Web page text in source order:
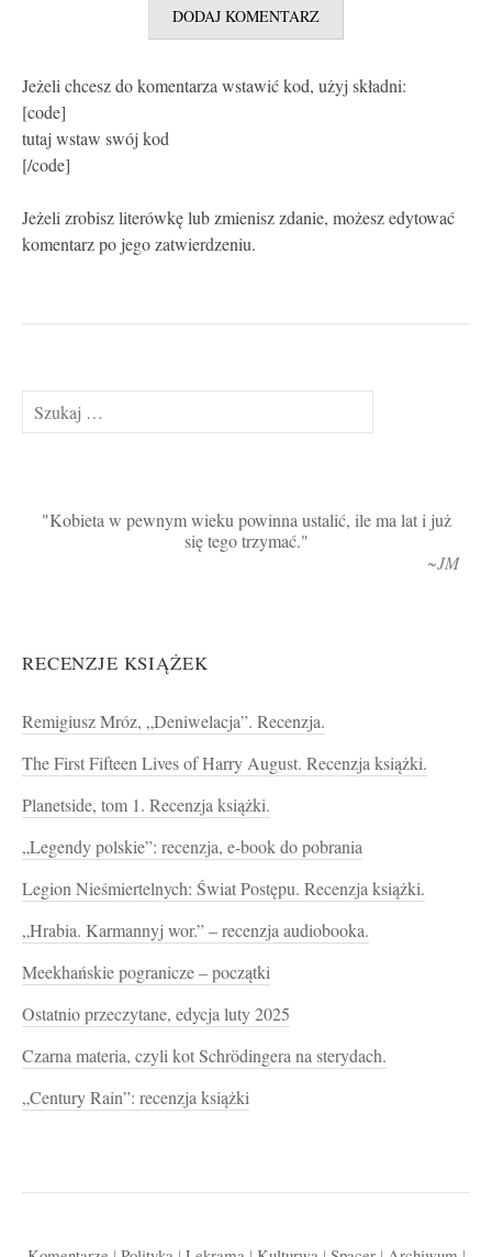
Jeżeli chcesz do komentarza wstawić kod, użyj składni:
[code]
tutaj wstaw swój kod
[/code]
Jeżeli zrobisz literówkę lub zmienisz zdanie, możesz edytować
komentarz po jego zatwierdzeniu.
Szukaj:
Kobieta w pewnym wieku powinna ustalić, ile ma lat i już
się tego trzymać.
~JM
RECENZJE KSIĄŻEK
Remigiusz Mróz, „Deniwelacja”. Recenzja.
The First Fifteen Lives of Harry August. Recenzja książki.
Planetside, tom 1. Recenzja książki.
„Legendy polskie”: recenzja, e-book do pobrania
Legion Nieśmiertelnych: Świat Postępu. Recenzja książki.
„Hrabia. Karmannyj wor.” – recenzja audiobooka.
Meekhańskie pogranicze – początki
Ostatnio przeczytane, edycja luty 2025
Czarna materia, czyli kot Schrödingera na sterydach.
„Century Rain”: recenzja książki